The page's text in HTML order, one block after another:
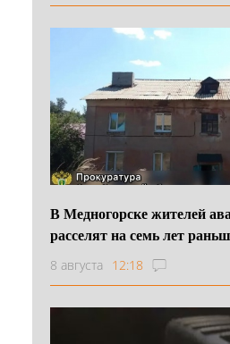
В Медногорске жителей
расселят на семь лет
8 августа 12:18